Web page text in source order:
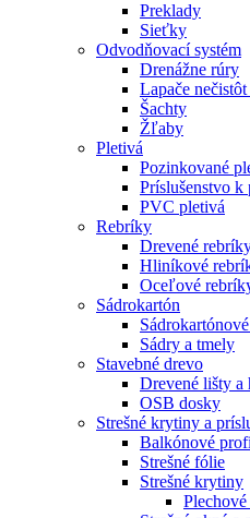
Preklady
Sieťky
Odvodňovací systém
Drenážne rúry
Lapače
Šachty
Žľaby
Pletivá
Pozinkované
Príslušenstvo k
PVC pletivá
Rebríky
Drevené
Hliníkové
Oceľové
Sádrokartón
Sádry a tmely
Stavebné drevo
Drevené lišty
OSB dosky
Strešné krytiny a
Balkónové
Strešné fólie
Strešné krytiny